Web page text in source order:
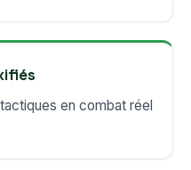
en combat réel